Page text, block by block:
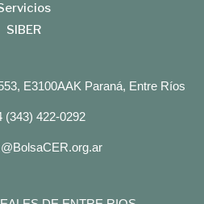
SIBER
E3100AAK Paraná, Entre Ríos
(343) 422-0292